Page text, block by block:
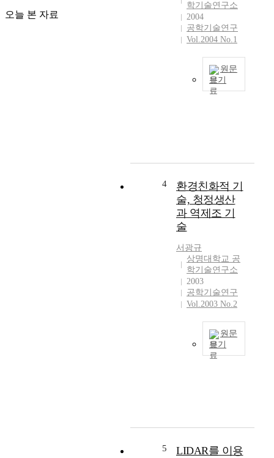
오늘 본 자료
사
의
학기술연구소
2004
공학기술연구
Vol.2004 No.1
원문
보기
요
4
환경친화적 기
술, 청정생산
과 역제조 기
술
서광규
상명대학교 공
학기술연구소
2003
공학기술연구
Vol.2003 No.2
원문
보기
5 LIDAR를 이용